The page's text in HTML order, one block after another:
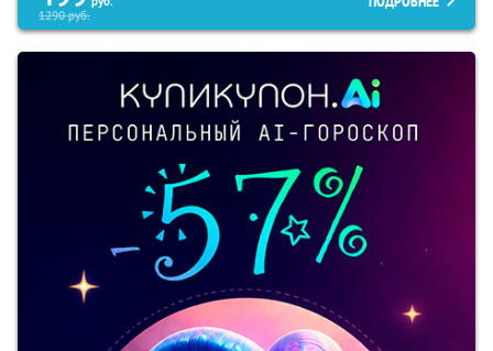
1290руб.